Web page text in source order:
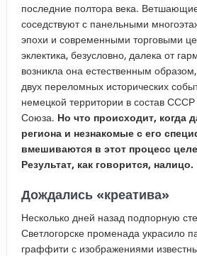
последние полтора века.
соседствуют с панельными
эпохи и современными торговыми
эклектика, безусловно, далека от
возникла она естественным
двух переломных исторических
немецкой территории в состав
Союза. Но что происходит, когда
региона и незнакомые с его
вмешиваются в этот процесс
Результат, как говорится, налицо.
Дождались «креатива»
Несколько дней назад подпорную
Светлогорске променада украсило
граффити с изображениями